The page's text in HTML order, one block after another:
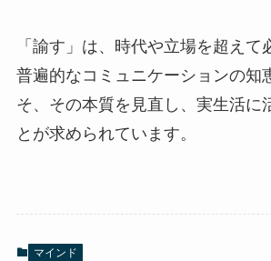
「諭す」は、時代や立場を超えて
普遍的なコミュニケーションの知
そ、その本質を見直し、実生活に
とが求められています。
マインド